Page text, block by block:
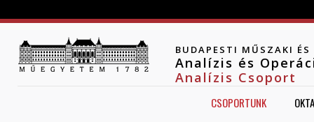
BUDAPESTI MŰSZAKI
Analízis és
Analízis Csoport
CSOPORTUNK